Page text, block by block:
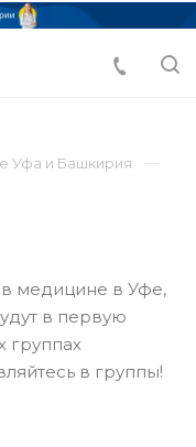
Уфа и Башкирия
медицине в Уфе,
в первую
группах
в группы!